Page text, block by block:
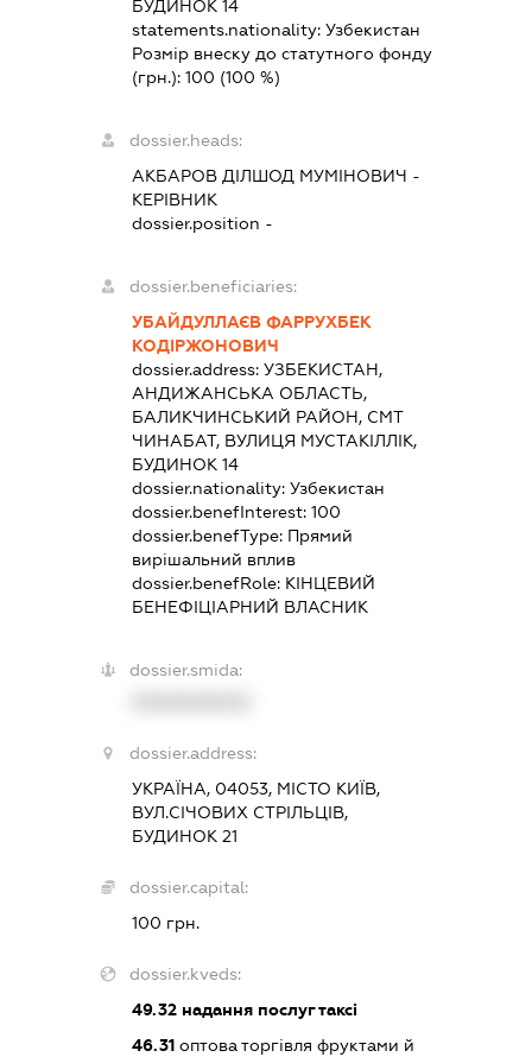
БУДИНОК 14
statements.nationality: Узбекистан
Розмір внеску до статутного фонду
(грн.): 100 (100 %)
dossier.heads:
АКБАРОВ ДІЛШОД МУМІНОВИЧ -
КЕРІВНИК
dossier.position -
dossier.beneficiaries:
УБАЙДУЛЛАЄВ ФАРРУХБЕК
КОДІРЖОНОВИЧ
dossier.address: УЗБЕКИСТАН,
АНДИЖАНСЬКА ОБЛАСТЬ,
БАЛИКЧИНСЬКИЙ РАЙОН, СМТ
ЧИНАБАТ, ВУЛИЦЯ МУСТАКІЛЛІК,
БУДИНОК 14
dossier.nationality: Узбекистан
dossier.benefInterest: 100
dossier.benefType: Прямий
вирішальний вплив
dossier.benefRole: КІНЦЕВИЙ
БЕНЕФІЦІАРНИЙ ВЛАСНИК
dossier.smida:
dossier.address:
УКРАЇНА, 04053, МІСТО КИЇВ,
ВУЛ.СІЧОВИХ СТРІЛЬЦІВ,
БУДИНОК 21
dossier.capital:
100 грн.
dossier.kveds:
49.32надання послуг таксі
46.31оптова торгівля фруктами й